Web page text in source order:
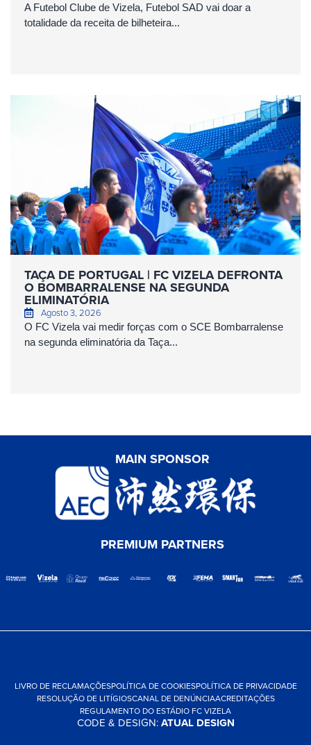
A Futebol Clube de Vizela, Futebol SAD vai doar a
totalidade da receita de bilheteira...
TAÇA DE PORTUGAL | FC VIZELA DEFRONTA
O BOMBARRALENSE NA SEGUNDA
ELIMINATÓRIA
Agosto 3, 2026
O FC Vizela vai medir forças com o SCE Bombarralense
na segunda eliminatória da Taça...
MAIN SPONSOR
PREMIUM PARTNERS
LIVRO DE RECLAMAÇÕESPOLÍTICA DE COOKIESPOLÍTICA DE PRIVACIDADE
RESOLUÇÃO DE LITÍGIOSCANAL DE DENÚNCIAACREDITAÇÕES
REGULAMENTO DO ESTÁDIO FC VIZELA
CODE & DESIGN:ATUAL DESIGN